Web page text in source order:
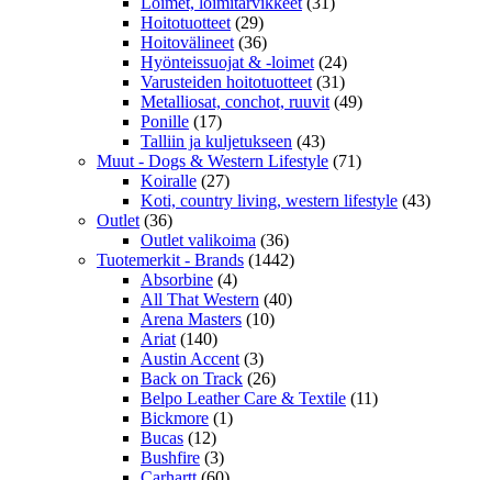
Hoitotuotteet (29)
Hoitovälineet (36)
Hyönteissuojat & -loimet (24)
Varusteiden hoitotuotteet (31)
Metalliosat, conchot, ruuvit (49)
Ponille (17)
Talliin ja kuljetukseen (43)
Muut - Dogs & Western Lifestyle (71)
Koiralle (27)
Koti, country living, western lifestyle (43)
Outlet (36)
Outlet valikoima (36)
Tuotemerkit - Brands (1442)
Absorbine (4)
All That Western (40)
Arena Masters (10)
Ariat (140)
Austin Accent (3)
Back on Track (26)
Belpo Leather Care & Textile (11)
Bickmore (1)
Bucas (12)
Bushfire (3)